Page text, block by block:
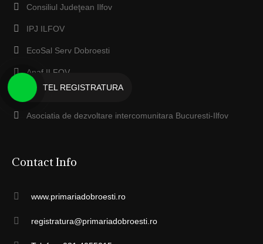
Consiliul Judeţean Ilfov
IPJ ILFOV
EcoSal Serv Dobroesti
Anaf ILFOV
Protecţia Mediului Ilfov
Asociatia de dezvoltare intercomunitara Bucuresti-Ilfov
Contact Info
www.primariadobroesti.ro
registratura@primariadobroesti.ro
TEL REGISTRATURA